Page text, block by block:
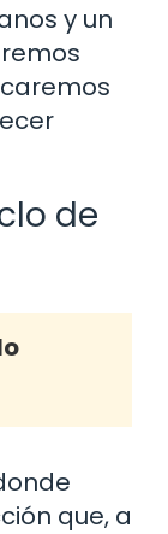
y un
de
que, a